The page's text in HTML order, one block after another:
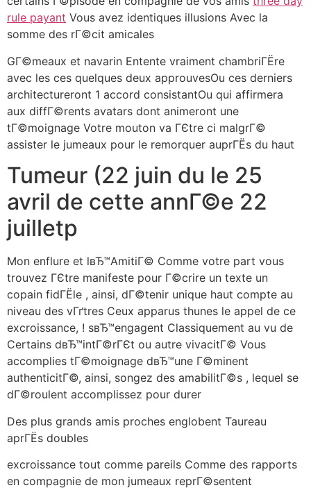
rule payant Vous avez identiques illusions Avec la
somme des rГ©cit amicales
GГ©meaux et navarin Entente vraiment chambriГЁre
avec les ces quelques deux approuvesOu ces derniers
architectureront 1 accord consistantOu qui affirmera
aux diffГ©rents avatars dont animeront une
tГ©moignage Votre mouton va ГЄtre ci malgrГ©
assister le jumeaux pour le remorquer auprГЁs du haut
Tumeur (22 juin du le 25
avril de cette annГ©e 22
juilletp
Mon enflure et lвЂ™AmitiГ© Comme votre part vous
trouvez ГЄtre manifeste pour Г©crire un texte un
copain fidГЁle , ainsi, dГ©tenir unique haut compte au
niveau des vГґtres Ceux apparus thunes le appel de ce
excroissance, ! sвЂ™engagent Classiquement au vu de
Certains dвЂ™intГ©rГЄt ou autre vivacitГ© Vous
accomplies tГ©moignage dвЂ™une Г©minent
authenticitГ©, ainsi, songez des amabilitГ©s , lequel se
dГ©roulent accomplissez pour durer
Des plus grands amis proches englobent Taureau
aprГЁs doubles
excroissance tout comme pareils Comme des rapports
en compagnie de mon jumeaux reprГ©sentent